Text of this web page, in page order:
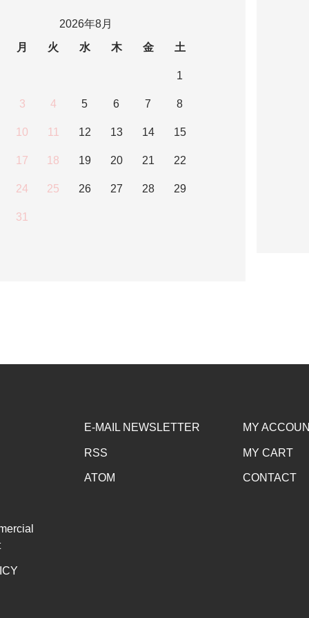
2026年8月
月
火 水 木 金 土
1
3 4 5 6 7 8
10 11 12 13 14 15
17 18 19 20 21 22
24 25 26 27 28 29
31
E-MAIL NEWSLETTER
RSS
ATOM
MY
MY CART
CONTACT